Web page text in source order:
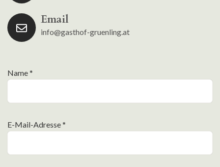
Email
info@gasthof-gruenling.at
Name *
E-Mail-Adresse *